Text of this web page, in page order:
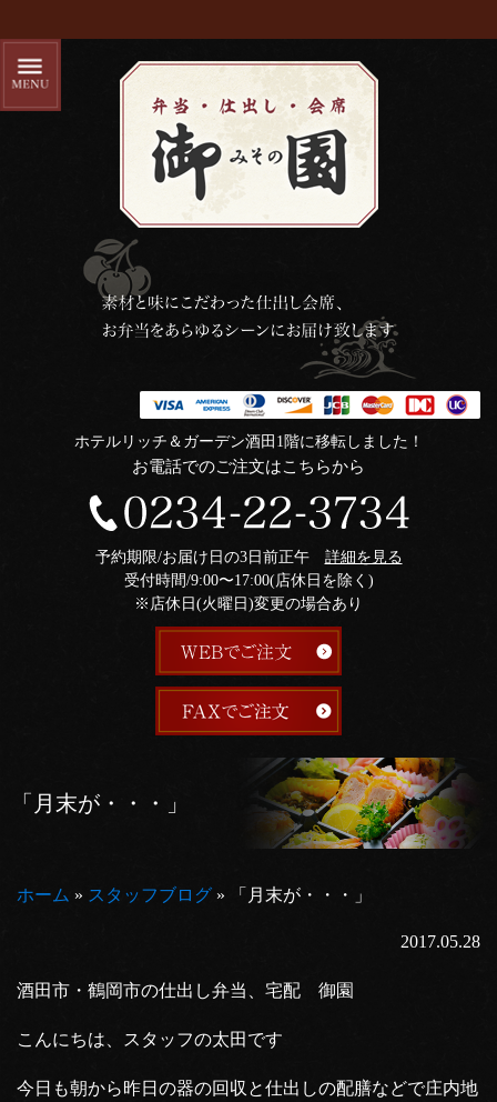
ホテルリッチ＆ガーデン酒田1階に移転しました！
お電話でのご注文はこちらから
予約期限/お届け日の3日前正午 詳細を見る
受付時間/9:00〜17:00(店休日を除く)
※店休日(火曜日)変更の場合あり
「月末が・・・」
ホーム » スタッフブログ » 「月末が・・・」
2017.05.28
酒田市・鶴岡市の仕出し弁当、宅配 御園
こんにちは、スタッフの太田です
今日も朝から昨日の器の回収と仕出しの配膳などで庄内地